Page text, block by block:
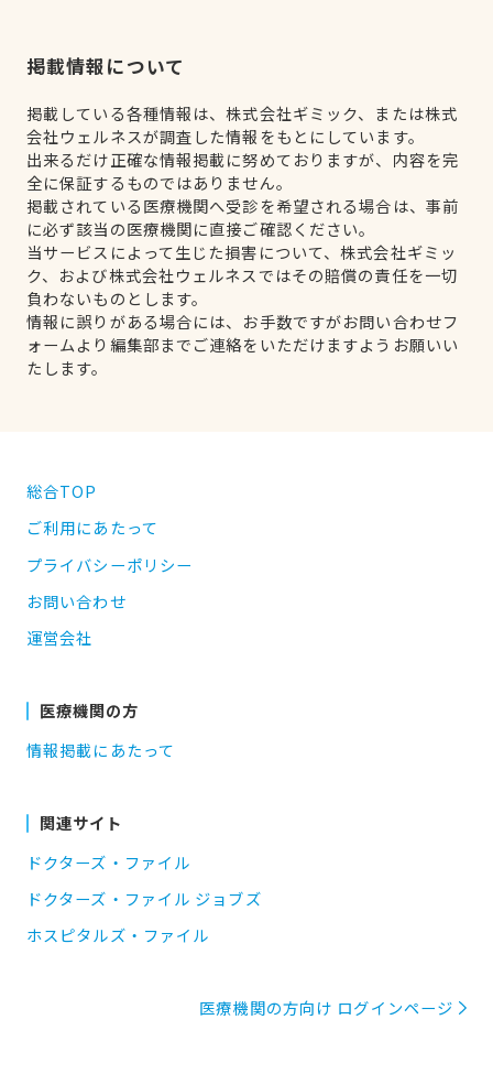
掲載情報について
掲載している各種情報は、株式会社ギミック、または株式
会社ウェルネスが調査した情報をもとにしています。
出来るだけ正確な情報掲載に努めておりますが、内容を完
全に保証するものではありません。
掲載されている医療機関へ受診を希望される場合は、事前
に必ず該当の医療機関に直接ご確認ください。
当サービスによって生じた損害について、株式会社ギミッ
ク、および株式会社ウェルネスではその賠償の責任を一切
負わないものとします。
情報に誤りがある場合には、お手数ですがお問い合わせフ
ォームより編集部までご連絡をいただけますようお願いい
たします。
総合TOP
ご利用にあたって
プライバシーポリシー
お問い合わせ
運営会社
医療機関の方
情報掲載にあたって
関連サイト
ドクターズ・ファイル
ドクターズ・ファイル ジョブズ
ホスピタルズ・ファイル
医療機関の方向け ログインページ